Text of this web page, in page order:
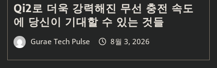
Qi2로 더욱 강력해진 무선 충전 속도
에 당신이 기대할 수 있는 것들
Gurae Tech Pulse 8월 3, 2026